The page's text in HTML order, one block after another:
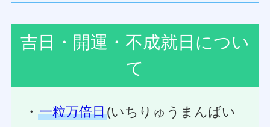
吉日・開運・不成就日につい
て
・一粒万倍日(いちりゅうまんばい